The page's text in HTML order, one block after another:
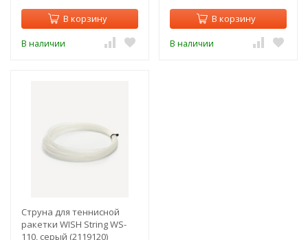
В корзину
В наличии
В корзину
В наличии
Струна для теннисной
ракетки WISH String WS-
110, серый (2119120)